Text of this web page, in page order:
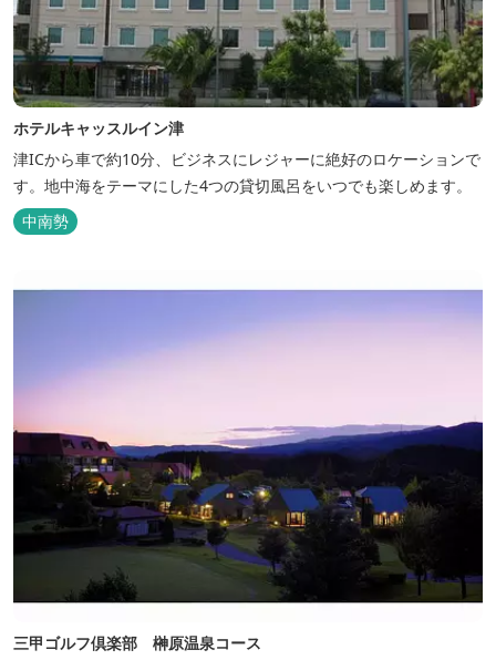
ホテルキャッスルイン津
津ICから車で約10分、ビジネスにレジャーに絶好のロケーションで
す。地中海をテーマにした4つの貸切風呂をいつでも楽しめます。
中南勢
三甲ゴルフ倶楽部 榊原温泉コース